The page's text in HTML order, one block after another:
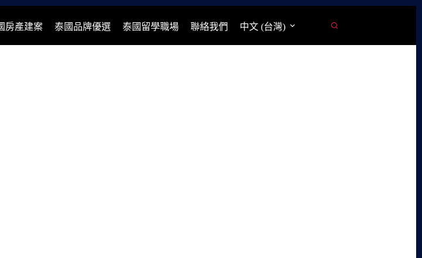
房產建案 泰國品牌優選 泰國留學職場 聯絡我們 中文 (台灣)